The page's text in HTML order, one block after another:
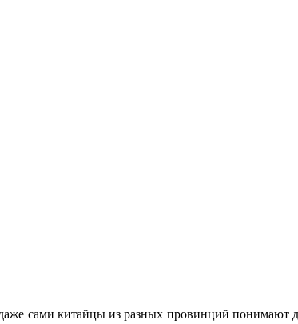
сами китайцы из разных провинций понимают